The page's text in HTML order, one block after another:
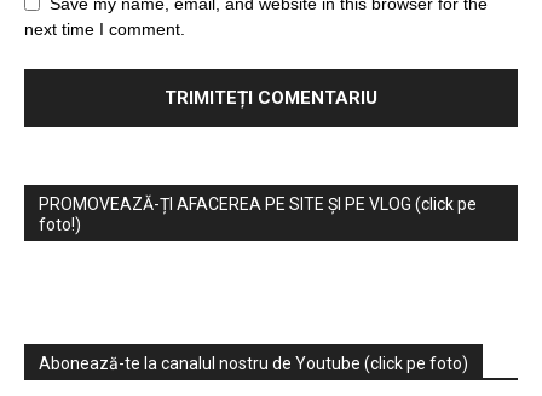
next time I comment.
PROMOVEAZĂ-ȚI AFACEREA PE SITE ȘI PE VLOG (click pe
foto!)
Abonează-te la canalul nostru de Youtube (click pe foto)